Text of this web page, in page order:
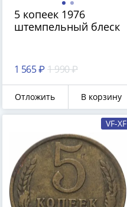
5 копеек 1976
штемпельный блеск
1 565 ₽ 1 990 ₽
Отложить В корзину
VF-XF